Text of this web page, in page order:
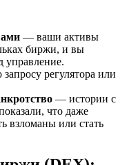
— ваши активы
биржи, и вы
управление.
запросу регулятора или
— истории с
что даже
взломаны или стать